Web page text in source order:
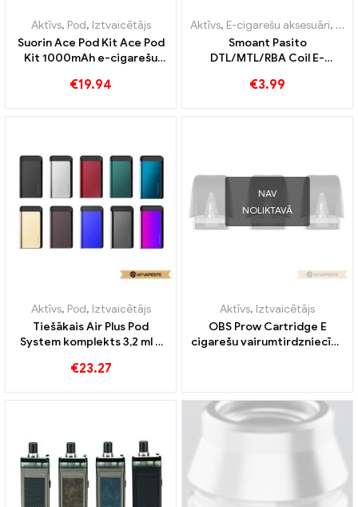
Aktīvs, Pod, Iztvaicētājs
Suorin Ace Pod Kit Ace Pod
Kit 1000mAh e-cigarešu
pielāgota
€19.94
Aktīvs, E-cigarešu aksesuāri,
Smoant Pasito
DTL/MTL/RBA Coil E-
丨Pielāgota
€3.99
Aktīvs, Pod, Iztvaicētājs
Tiešākais Air Plus Pod
System komplekts 3,2 ml &
vairumtirdzniecība丨
€23.27
NAV
NOLIKTAVĀ
Aktīvs, Iztvaicētājs
OBS Prow Cartridge E
cigarešu vairumtirdzniecība